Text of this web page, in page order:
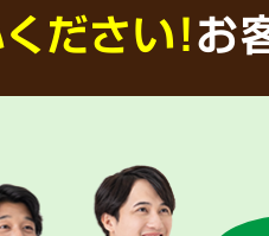
ださい！お